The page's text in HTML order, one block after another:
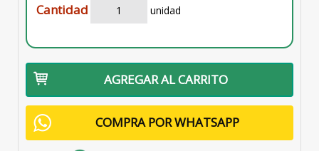
Cantidad unidad
AGREGAR AL CARRITO
COMPRA POR WHATSAPP